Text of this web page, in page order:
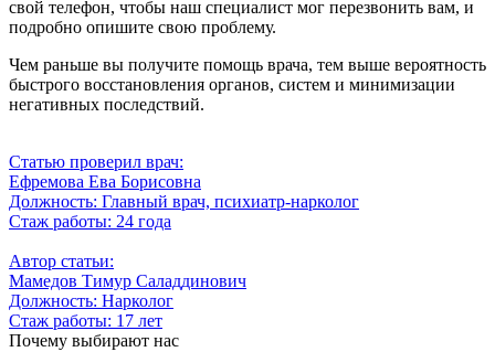
свой телефон, чтобы наш специалист мог перезвонить вам, и
подробно опишите свою проблему.
Чем раньше вы получите помощь врача, тем выше вероятность
быстрого восстановления органов, систем и минимизации
негативных последствий.
Статью проверил врач:
Ефремова Ева Борисовна
Должность: Главный врач, психиатр-нарколог
Стаж работы: 24 года
Автор статьи:
Мамедов Тимур Саладдинович
Должность: Нарколог
Стаж работы: 17 лет
Почему выбирают нас